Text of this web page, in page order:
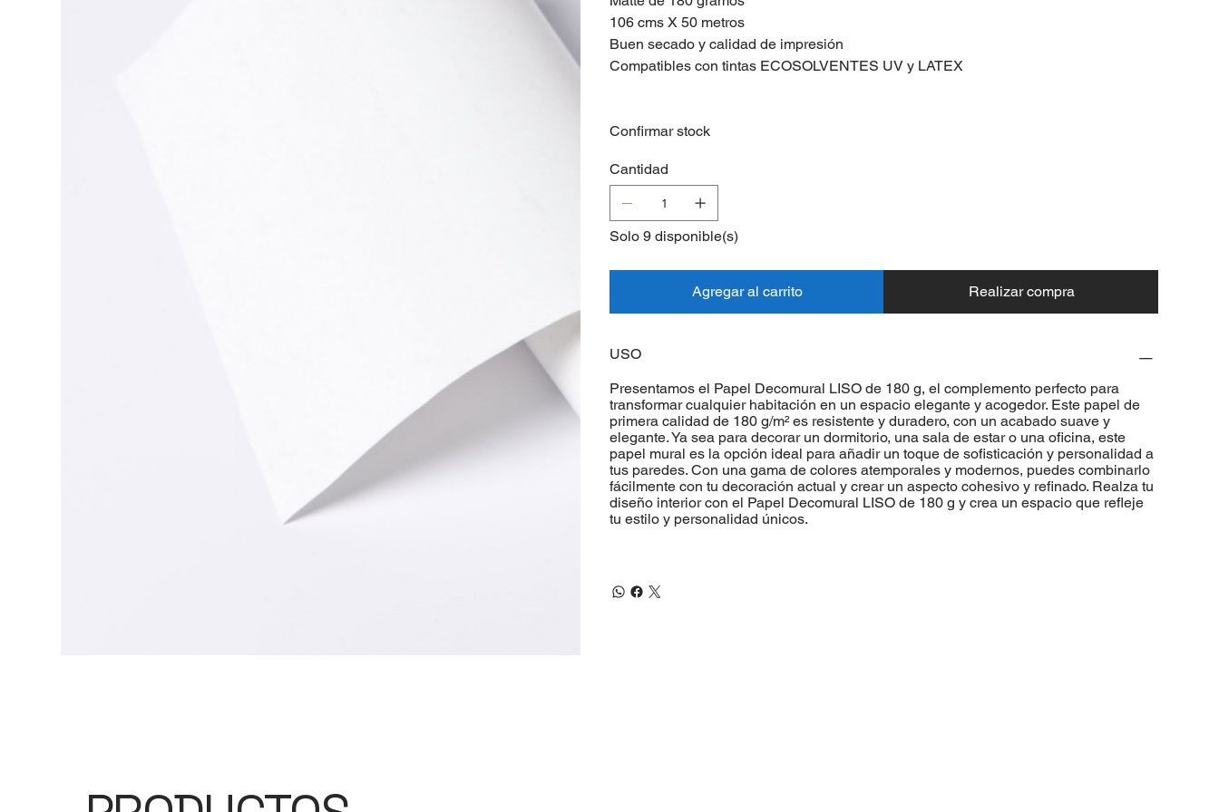
106 cms X 50 metros
Buen secado y calidad de impresión
Compatibles con tintas ECOSOLVENTES UV y LATEX
Confirmar stock
Cantidad
Solo 9 disponible(s)
Agregar al carrito Realizar compra
USO
Presentamos el Papel Decomural LISO de 180 g, el complemento perfecto para
transformar cualquier habitación en un espacio elegante y acogedor. Este papel de
primera calidad de 180 g/m² es resistente y duradero, con un acabado suave y
elegante. Ya sea para decorar un dormitorio, una sala de estar o una oficina, este
papel mural es la opción ideal para añadir un toque de sofisticación y personalidad a
tus paredes. Con una gama de colores atemporales y modernos, puedes combinarlo
fácilmente con tu decoración actual y crear un aspecto cohesivo y refinado. Realza tu
diseño interior con el Papel Decomural LISO de 180 g y crea un espacio que refleje
tu estilo y personalidad únicos.